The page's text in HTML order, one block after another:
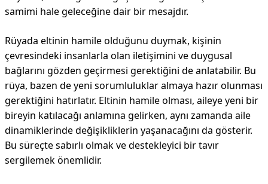
samimi hale geleceğine dair bir mesajdır.
Rüyada eltinin hamile olduğunu duymak, kişinin
çevresindeki insanlarla olan iletişimini ve duygusal
bağlarını gözden geçirmesi gerektiğini de anlatabilir. Bu
rüya, bazen de yeni sorumluluklar almaya hazır olunması
gerektiğini hatırlatır. Eltinin hamile olması, aileye yeni bir
bireyin katılacağı anlamına gelirken, aynı zamanda aile
dinamiklerinde değişikliklerin yaşanacağını da gösterir.
Bu süreçte sabırlı olmak ve destekleyici bir tavır
sergilemek önemlidir.